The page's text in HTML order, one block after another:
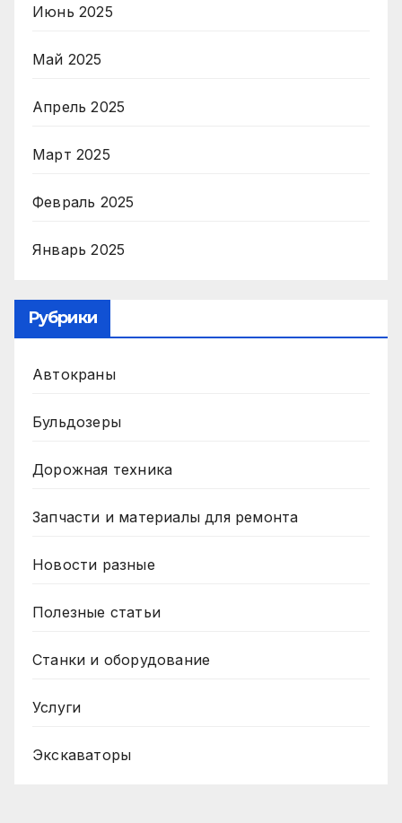
Июнь 2025
Май 2025
Апрель 2025
Март 2025
Февраль 2025
Январь 2025
Рубрики
Автокраны
Бульдозеры
Дорожная техника
Запчасти и материалы для ремонта
Новости разные
Полезные статьи
Станки и оборудование
Услуги
Экскаваторы